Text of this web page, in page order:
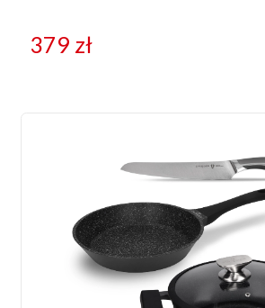
379 zł